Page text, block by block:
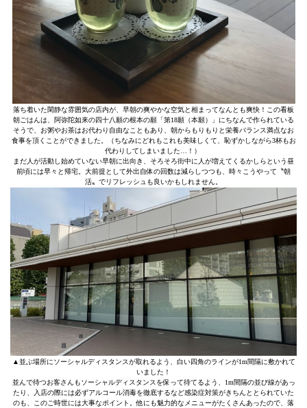
落ち着いた閑静な雰囲気の店内が、早朝の爽やかな空気と相まってなんとも爽快！この看板
朝ごはんは、阿弥陀如来の四十八願の根本の願「第18願（本願）」にちなんで作られている
そうで、お粥やお茶はお代わり自由なこともあり、朝からもりもりと栄養バランス満点なお
食事を頂くことができました。（ちなみにどれもこれも美味しくて、恥ずかしながら3杯もお
代わりしてしまいました…！）
まだ人が活動し始めていない早朝に出向き、そろそろ街中に人が増えてくるかしらという昼
前頃には早々と帰宅。大前提として外出自体の回数は減らしつつも、時々こうやって〝朝
活〟でリフレッシュも良いかもしれません。
▲並ぶ場所にソーシャルディスタンスが取れるよう、白い四角のラインが1m間隔に敷かれて
いました！
並んで待つお客さんもソーシャルディスタンスを保って待てるよう、1m間隔の並び線があっ
たり、入店の際には必ずアルコール消毒を徹底するなど感染症対策がきちんととられていた
のも、このご時世には大事なポイント。他にも魅力的なメニューがたくさんあったので、落